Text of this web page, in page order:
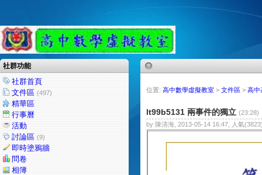
社群功能
社群首頁
文件區 (497)
精華區
行事曆
活動
討論區 (9)
即時塗鴉牆
問卷
相簿
位置: 高中數學虛擬教室 > 文件區 > 高中
lt99b5131 兩事件的獨立 (23:28)
by 陳清海, 2013-05-14 16:47, 人氣